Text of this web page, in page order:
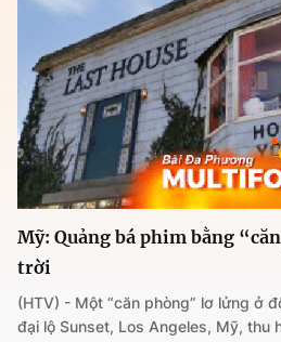
Mỹ: Quảng bá phim bằng
trời
(HTV) - Một “căn phòng” lơ lửng ở
đại lộ Sunset, Los Angeles, Mỹ, thu